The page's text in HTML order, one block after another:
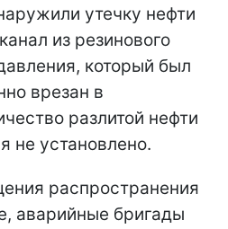
утечку нефти
из резинового
который был
врезан в
разлитой нефти
не установлено.
распространения
аварийные бригады